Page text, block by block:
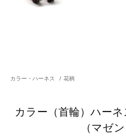
カラー・ハーネス / 花柄
カラー（首輪）ハー
（マゼン